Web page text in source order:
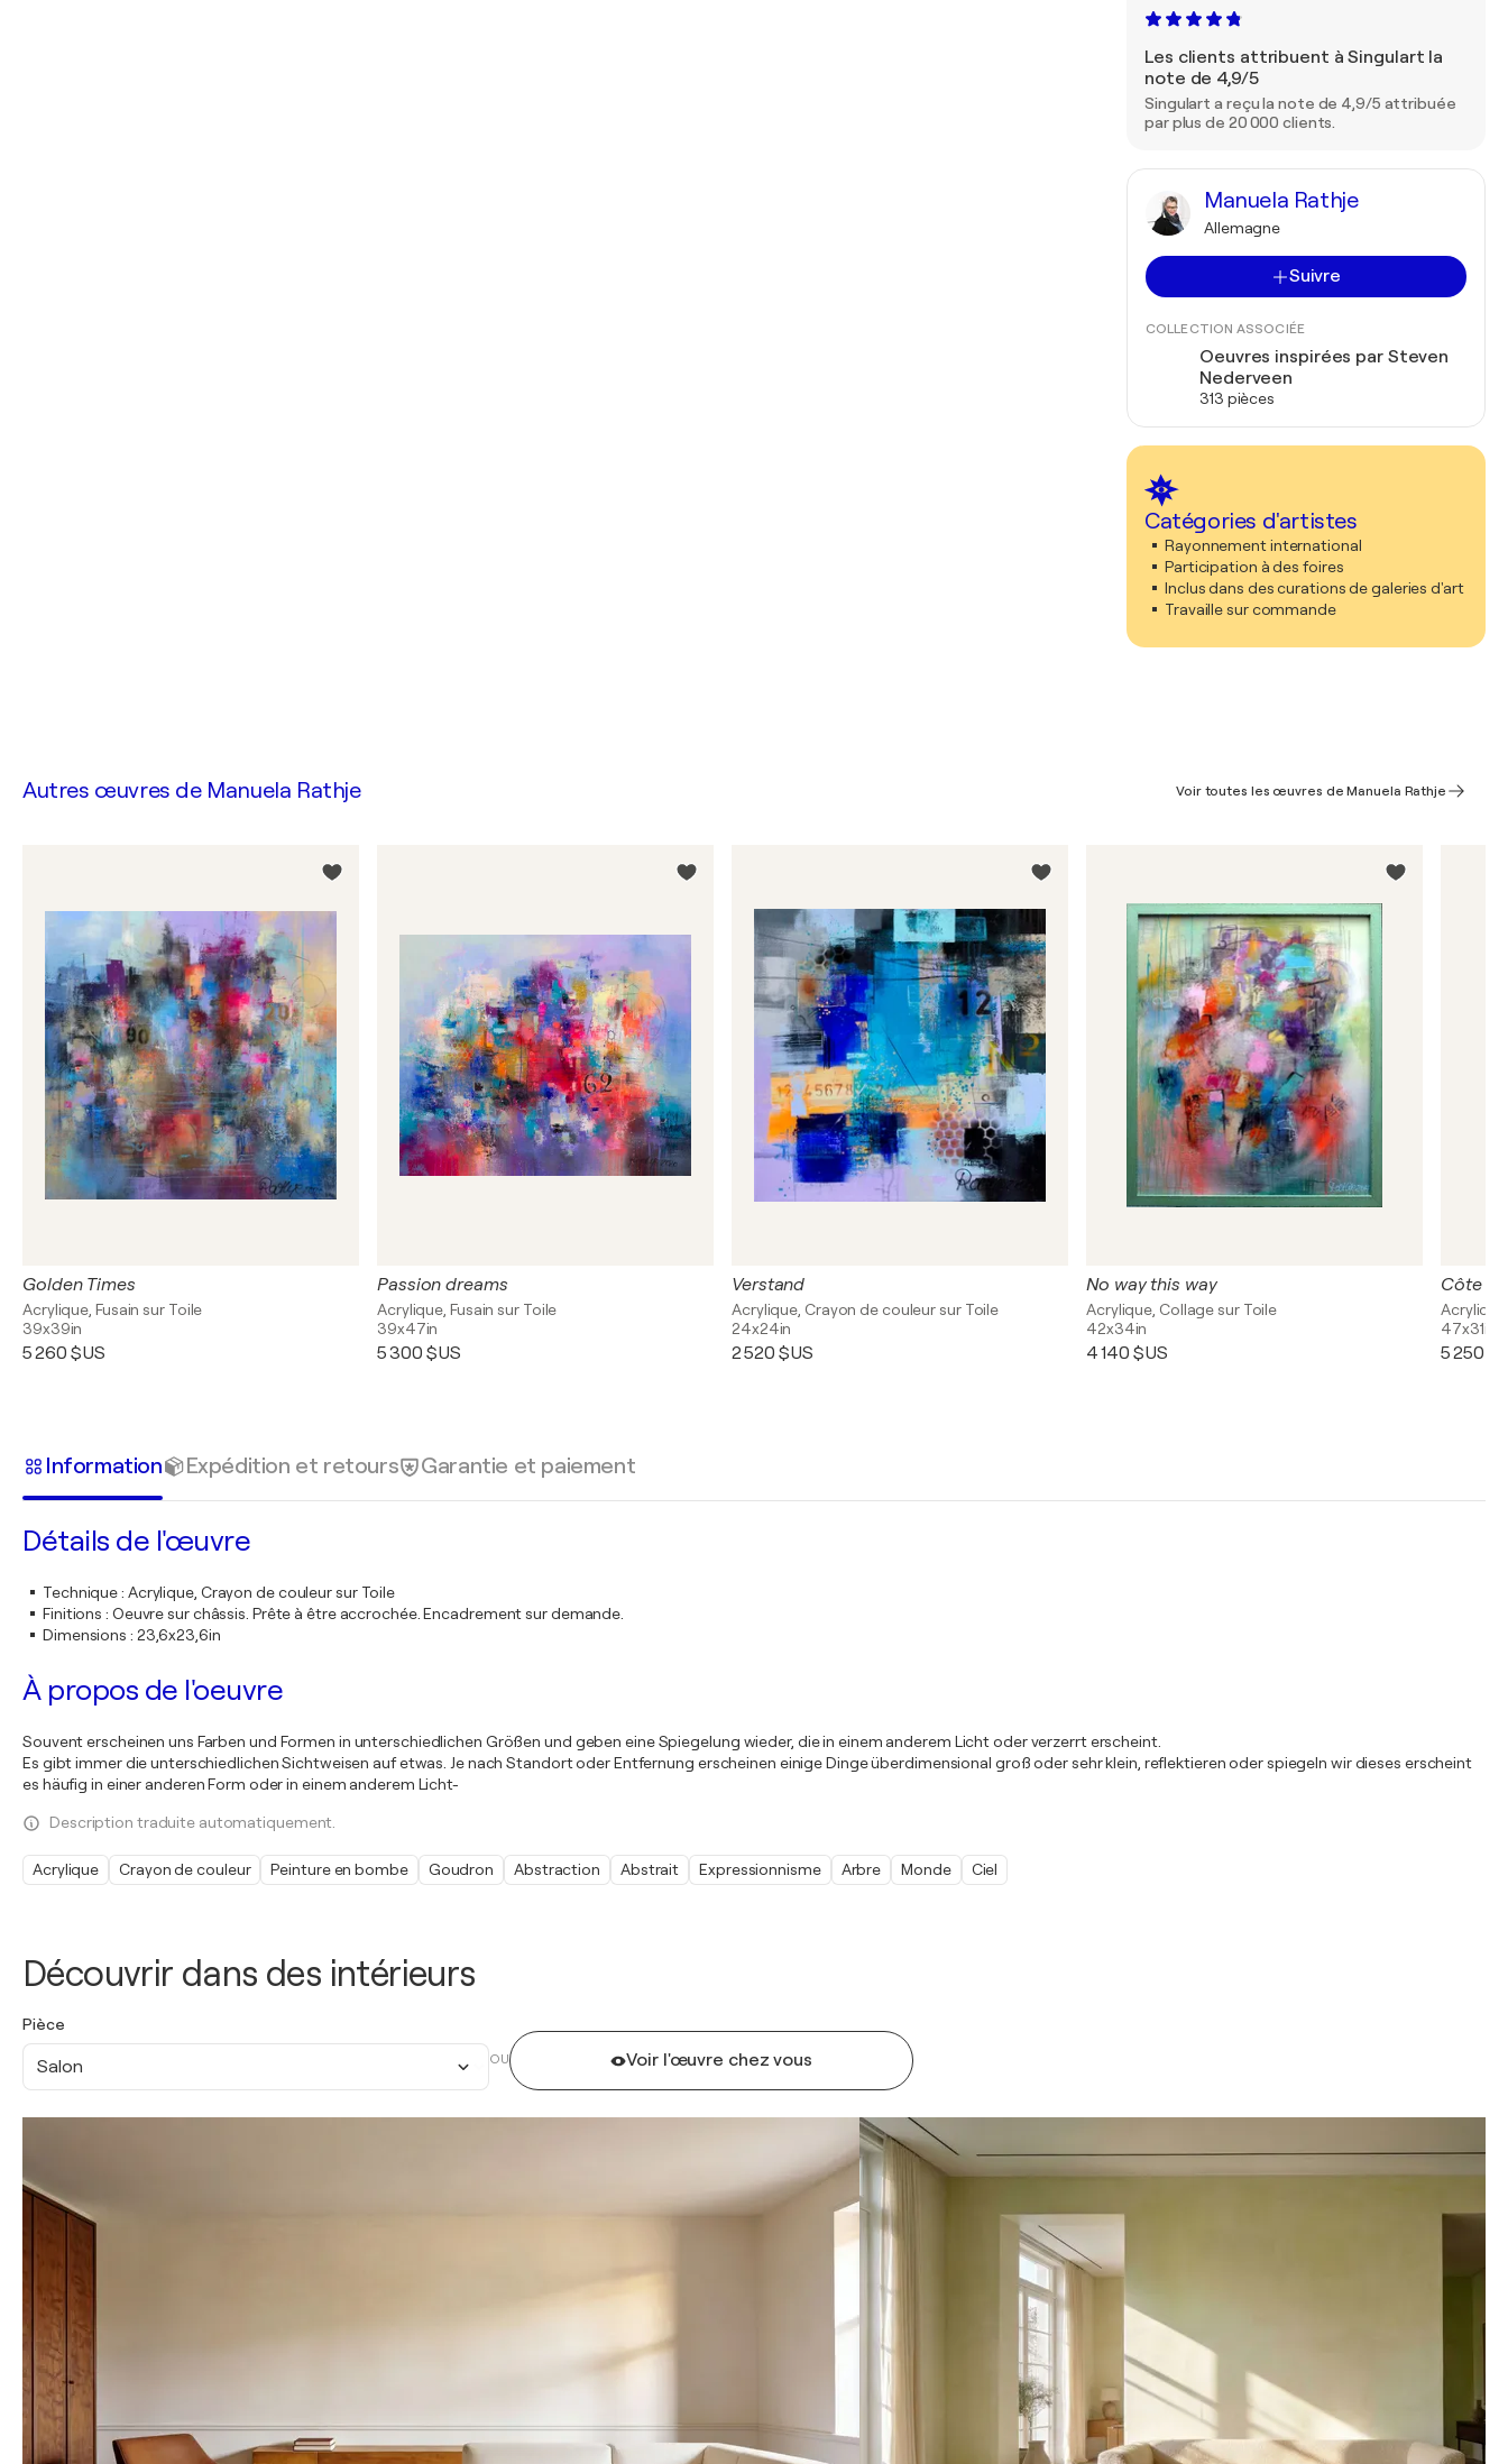
Les clients attribuent à Singulart la
note de 4,9/5
Singulart a reçu la note de 4,9/5 attribuée
par plus de 20 000 clients.
Manuela Rathje
Allemagne
Suivre
COLLECTION ASSOCIÉE
Oeuvres inspirées par Steven
Nederveen
313 pièces
Catégories d'artistes
Rayonnement international
Participation à des foires
Inclus dans des curations de galeries d'art
Travaille sur commande
Découvrir dans des intérieurs
Pièce
Salon OU Voir l'œuvre chez vous
Autres œuvres de Manuela Rathje Voir toutes les œuvres de Manuela Rathje
Golden Times
Acrylique, Fusain sur Toile
39x39in
5 260 $US
Passion dreams
Acrylique, Fusain sur Toile
39x47in
5 300 $US
Verstand
Acrylique, Crayon de couleur sur Toile
24x24in
2 520 $US
No way this way
Acrylique, Collage sur Toile
42x34in
4 140 $US
Côte d
47x31in
5 250
Information Expédition et retours Garantie et paiement
Détails de l'œuvre
Technique: Acrylique, Crayon de couleur sur Toile
Finitions : Oeuvre sur châssis. Prête à être accrochée. Encadrement sur demande.
Dimensions : 23,6x23,6in
À propos de l'oeuvre
Souvent erscheinen uns Farben und Formen in unterschiedlichen Größen und geben eine Spiegelung wieder, die in einem anderem Licht oder verzerrt erscheint.
Es gibt immer die unterschiedlichen Sichtweisen auf etwas. Je nach Standort oder Entfernung erscheinen einige Dinge überdimensional groß oder sehr klein, reflektieren oder spiegeln wir dieses erscheint
es häufig in einer anderen Form oder in einem anderem Licht-
Description traduite automatiquement.
Acrylique Crayon de couleur Peinture en bombe Goudron Abstraction Abstrait Expressionnisme Arbre Monde Ciel